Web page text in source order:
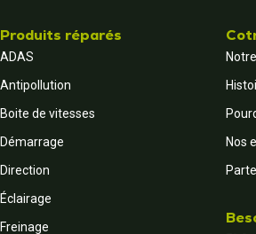
Produits réparés
ADAS
Antipollution
Boite de vitesses
Démarrage
Direction
Éclairage
Freinage
Nos